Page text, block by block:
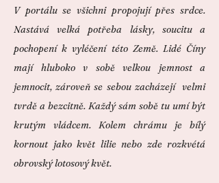
V portálu se všichni propojují přes srdce.
Nastává velká potřeba lásky, soucitu a
pochopení k vyléčení této Země. Lidé Číny
mají hluboko v sobě velkou jemnost a
jemnocit, zároveň se sebou zacházejí velmi
tvrdě a bezcitně. Každý sám sobě tu umí být
krutým vládcem. Kolem chrámu je bílý
kornout jako květ lilie nebo zde rozkvétá
obrovský lotosový květ.